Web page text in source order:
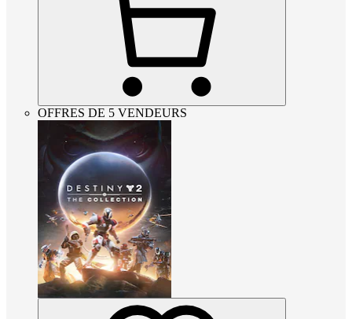
OFFRES DE 5 VENDEURS